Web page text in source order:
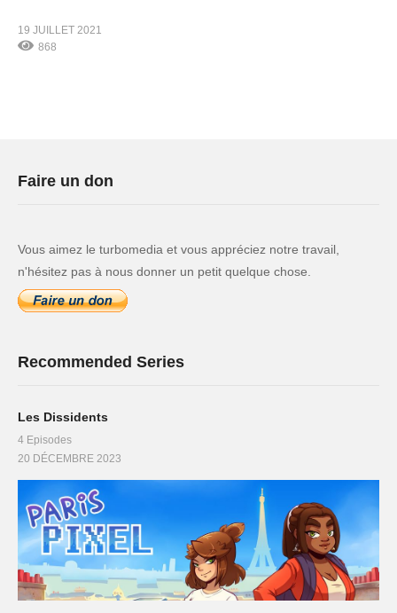
19 JUILLET 2021
868
Faire un don
Vous aimez le turbomedia et vous appréciez notre travail,
n'hésitez pas à nous donner un petit quelque chose.
Recommended Series
Les Dissidents
4 Episodes
20 DÉCEMBRE 2023